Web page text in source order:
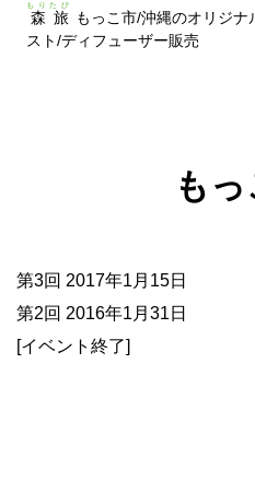
森旅
もりたび
もっこ市/沖縄のオリジナ
スト/ディフューザー販売
も
第3回 2017年1月15日
第2回 2016年1月31日
[イベント終了]